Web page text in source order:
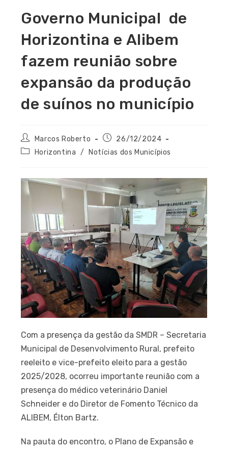
Governo Municipal de
Horizontina e Alibem
fazem reunião sobre
expansão da produção
de suínos no município
Marcos Roberto
26/12/2024
Horizontina / Notícias dos Municípios
Com a presença da gestão da SMDR – Secretaria
Municipal de Desenvolvimento Rural, prefeito
reeleito e vice-prefeito eleito para a gestão
2025/2028, ocorreu importante reunião com a
presença do médico veterinário Daniel
Schneider e do Diretor de Fomento Técnico da
ALIBEM, Élton Bartz.
Na pauta do encontro, o Plano de Expansão e